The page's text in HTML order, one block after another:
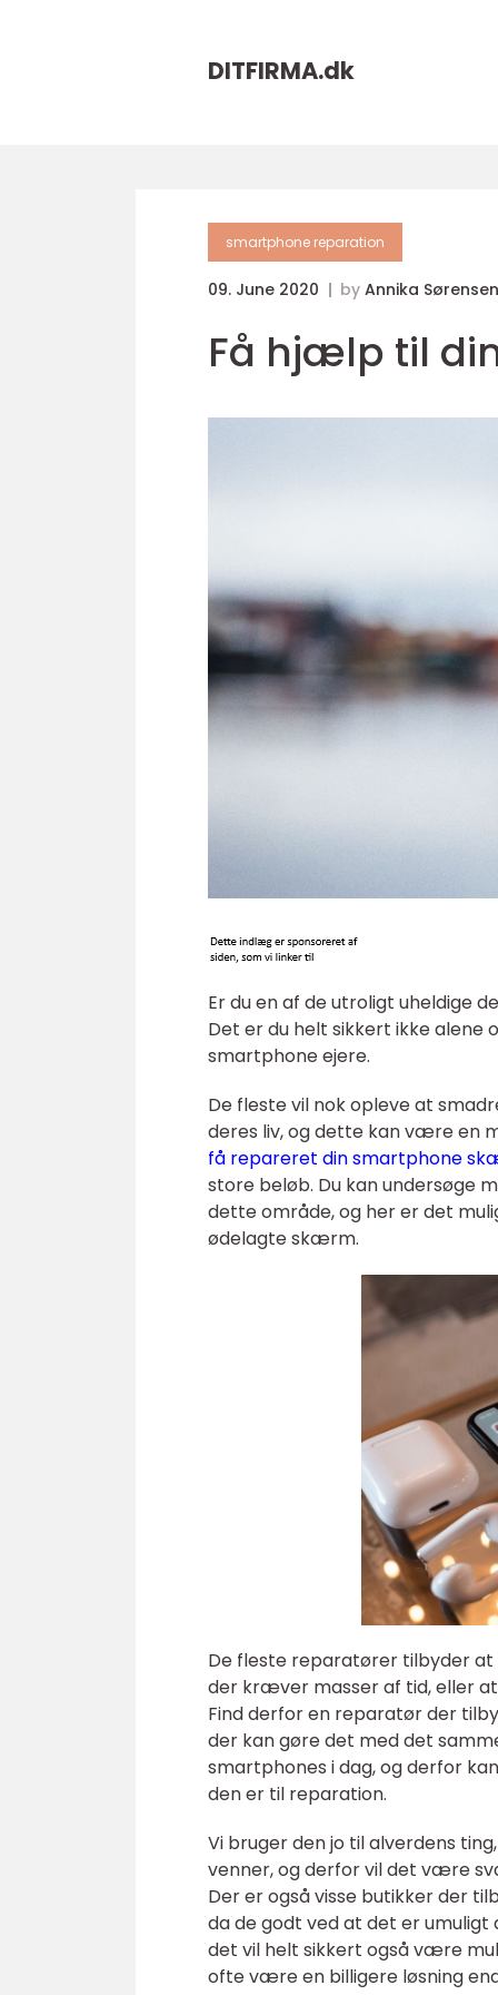
DITFIRMA.dk
smartphone reparation
09. June 2020 by Annika Sørensen
Få hjælp til
Er du en af de utroligt uheldige
Det er du helt sikkert ikke alene
smartphone ejere.
De fleste vil nok opleve at
deres liv, og dette kan være en
få repareret din smartphone
store beløb. Du kan undersøge
dette område, og her er det
ødelagte skærm.
De fleste reparatører tilbyder
der kræver masser af tid, eller
Find derfor en reparatør der
der kan gøre det med det
smartphones i dag, og derfor
den er til reparation.
Vi bruger den jo til alverdens
venner, og derfor vil det være
Der er også visse butikker der
da de godt ved at det er
det vil helt sikkert også være
ofte være en billigere løsning